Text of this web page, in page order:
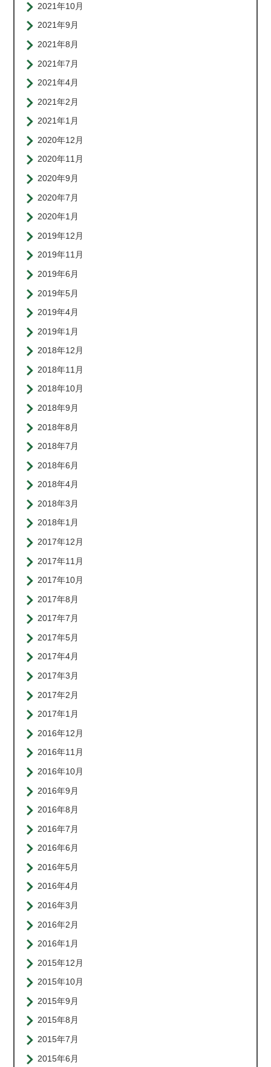
2021年10月
2021年9月
2021年8月
2021年7月
2021年4月
2021年2月
2021年1月
2020年12月
2020年11月
2020年9月
2020年7月
2020年1月
2019年12月
2019年11月
2019年6月
2019年5月
2019年4月
2019年1月
2018年12月
2018年11月
2018年10月
2018年9月
2018年8月
2018年7月
2018年6月
2018年4月
2018年3月
2018年1月
2017年12月
2017年11月
2017年10月
2017年8月
2017年7月
2017年5月
2017年4月
2017年3月
2017年2月
2017年1月
2016年12月
2016年11月
2016年10月
2016年9月
2016年8月
2016年7月
2016年6月
2016年5月
2016年4月
2016年3月
2016年2月
2016年1月
2015年12月
2015年10月
2015年9月
2015年8月
2015年7月
2015年6月